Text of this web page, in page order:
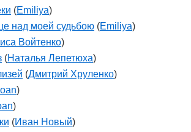
(Emiliya)
над моей судьбою (Emiliya)
Войтенко)
(Наталья Лепетюха)
(Дмитрий Хруленко)
)
)
(Иван Новый)